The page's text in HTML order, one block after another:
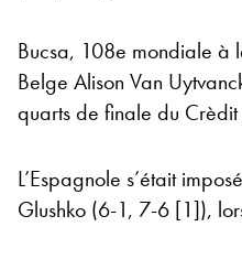
Bucsa, 108e mondiale à
Belge Alison Van
quarts de finale du
L’Espagnole s’était
Glushko (6-1, 7-6 [1]),